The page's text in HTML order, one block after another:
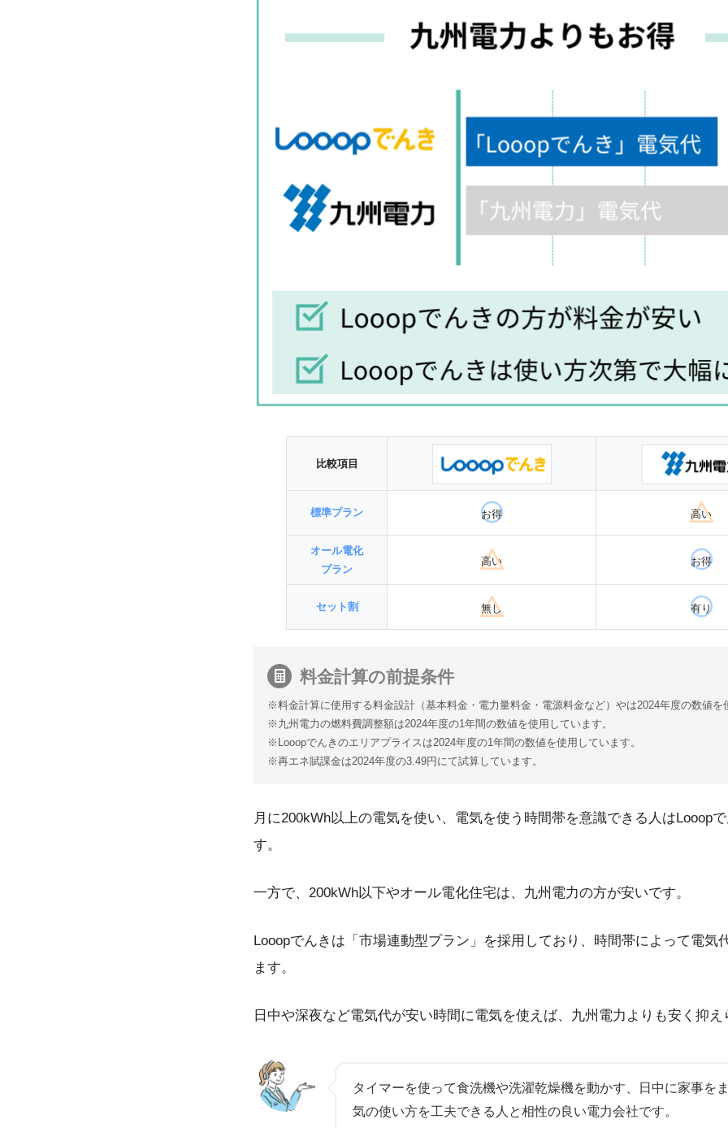
比較項目
標準プラン お得 高い
オール電化
プラン
高い お得
セット割 無し 有り
料金計算の前提条件
※料金計算に使用する料金設計（基本料金・電力量料金・電源料金など）やは2024年度の数値を
※九州電力の燃料費調整額は2024年度の1年間の数値を使用しています。
※Looopでんきのエリアプライスは2024年度の1年間の数値を使用しています。
※再エネ賦課金は2024年度の3.49円にて試算しています。
月に200kWh以上の電気を使い、電気を使う時間帯を意識できる人はLooop
す。
一方で、200kWh以下やオール電化住宅は、九州電力の方が安いです。
Looopでんきは「市場連動型プラン」を採用しており、時間帯によって電気
ます。
日中や深夜など電気代が安い時間に電気を使えば、九州電力よりも安く抑え
タイマーを使って食洗機や洗濯乾燥機を動かす、日中に家事を
気の使い方を工夫できる人と相性の良い電力会社です。